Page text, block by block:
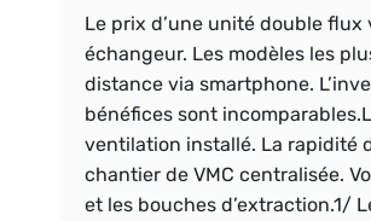
Le prix d’une unité double
échangeur. Les modèles les
distance via smartphone.
bénéfices sont
ventilation installé. La rapidité
chantier de VMC centralisée.
et les bouches d’extraction.1/